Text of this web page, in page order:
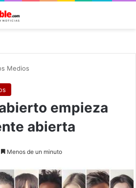
Medios
empieza
abierta
Menos de un minuto